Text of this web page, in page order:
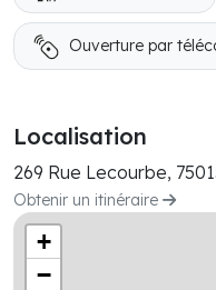
Ouverture par
Localisation
269 Rue Lecourbe,
Obtenir un itinéraire
+
−